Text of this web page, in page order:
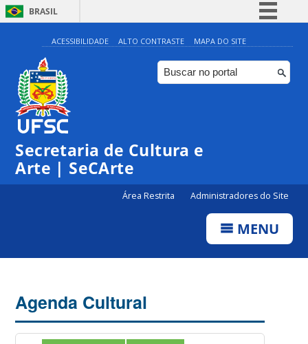
BRASIL
Simplifique!
Comunica BR
Participe
ACESSIBILIDADE ALTO CONTRASTE MAPA DO SITE
Secretaria de Cultura e
Arte | SeCArte
Área Restrita Administradores do Site
MENU
Agenda Cultural